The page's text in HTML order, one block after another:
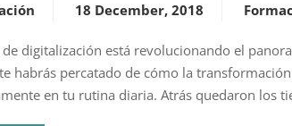
18 December, 2018
de digitalización está revolucionando el
habrás percatado de cómo la
en tu rutina diaria. Atrás quedaron los